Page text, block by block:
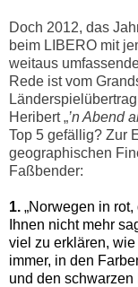
Doch 2012, das
beim LIBERO mit
weitaus
Rede ist vom
Heribert „’n Abend
Top 5 gefällig? Zur
geographischen
Faßbender:
1. „Norwegen in
Ihnen nicht mehr
viel zu erklären,
immer, in den
und den schwarzen